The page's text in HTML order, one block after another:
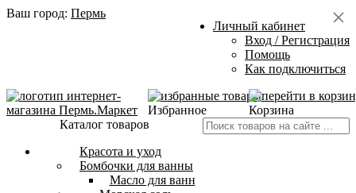
Ваш город: Пермь
Личный кабинет
Вход / Регистрация
Помощь
Как подключиться
Избранное
Корзина
Каталог товаров
Красота и уход
Бомбочки для ванны
Масло для ванн